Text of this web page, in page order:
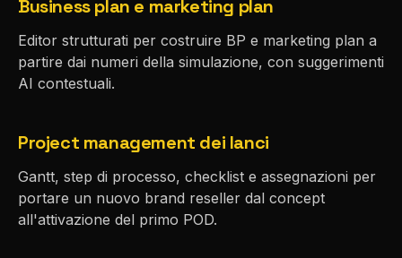
Business plan e marketing plan
Editor strutturati per costruire BP e marketing plan a
partire dai numeri della simulazione, con suggerimenti
AI contestuali.
Project management dei lanci
Gantt, step di processo, checklist e assegnazioni per
portare un nuovo brand reseller dal concept
all'attivazione del primo POD.